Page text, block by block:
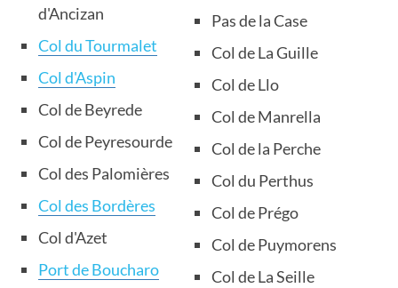
d'Ancizan
Col du Tourmalet
Col d'Aspin
Col de Beyrede
Col de Peyresourde
Col des Palomières
Col des Bordères
Col d'Azet
Port de Boucharo
Pas de la Case
Col de La Guille
Col de Llo
Col de Manrella
Col de la Perche
Col du Perthus
Col de Prégo
Col de Puymorens
Col de La Seille